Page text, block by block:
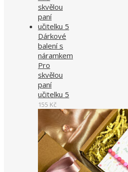
Dárkové
balení s
náramkem
Pro
skvělou
paní
učitelku 5
155 Kč